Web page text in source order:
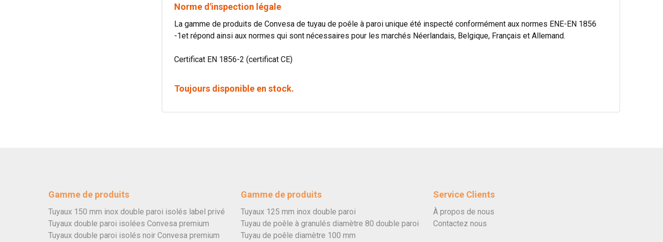
Norme d'inspection légale
La gamme de produits de Convesa de tuyau de poêle à paroi unique été inspecté conformément aux normes ENE-EN 1856
-1et répond ainsi aux normes qui sont nécessaires pour les marchés Néerlandais, Belgique, Français et Allemand.
Certificat EN 1856-2 (certificat CE)
Toujours disponible en stock.
Gamme de produits
Tuyaux 150 mm inox double paroi isolés label privé
Tuyaux double paroi isolées Convesa premium
Tuyaux double paroi isolés noir Convesa premium
Gamme de produits
Tuyaux 125 mm inox double paroi
Tuyau de poêle à granulés diamètre 80 double paroi
Tuyau de poêle diamètre 100 mm
Service Clients
À propos de nous
Contactez nous